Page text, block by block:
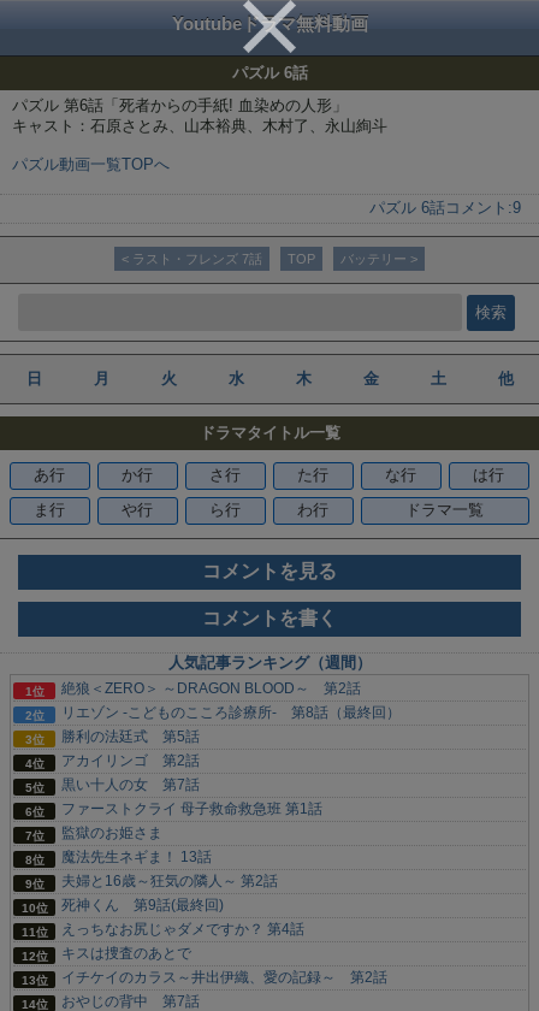
Youtubeドラマ無料動画
パズル 6話
パズル 第6話「死者からの手紙! 血染めの人形」
キャスト：石原さとみ、山本裕典、木村了、永山絢斗
パズル動画一覧TOPへ
パズル 6話 コメント:9
< ラスト・フレンズ 7話 TOP バッテリー >
日 月 火 水 木 金 土 他
ドラマタイトル一覧
あ行 か行 さ行 た行 な行
は行
ま行
や行 ら行 わ行 ドラマ一覧
コメントを見る
コメントを書く
人気記事ランキング（週間）
絶狼＜ZERO＞ ～DRAGON BLOOD～ 第2話
リエゾン -こどものこころ診療所- 第8話（最終回）
勝利の法廷式 第5話
アカイリンゴ 第2話
黒い十人の女 第7話
ファーストクライ 母子救命救急班 第1話
監獄のお姫さま
魔法先生ネギま！ 13話
夫婦と16歳～狂気の隣人～ 第2話
死神くん 第9話(最終回)
えっちなお尻じゃダメですか？ 第4話
キスは捜査のあとで
イチケイのカラス～井出伊織、愛の記録～ 第2話
おやじの背中 第7話